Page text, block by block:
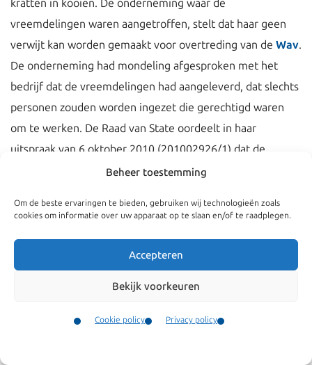
Beheer toestemming
Om de beste ervaringen te bieden, gebruiken wij technologieën zoals
cookies om informatie over uw apparaat op te slaan en/of te raadplegen.
Accepteren
Bekijk voorkeuren
Cookie policy Privacy policy
kratten in kooien. De onderneming waar de
vreemdelingen waren aangetroffen, stelt dat haar geen
verwijt kan worden gemaakt voor overtreding van de Wav.
De onderneming had mondeling afgesproken met het
bedrijf dat de vreemdelingen had aangeleverd, dat slechts
personen zouden worden ingezet die gerechtigd waren
om te werken. De Raad van State oordeelt in haar
uitspraak van 6 oktober 2010 (201002926/1) dat de
mondelinge afspraak onvoldoende grond is voor het
Wav-boeteis terecht opgelegd.